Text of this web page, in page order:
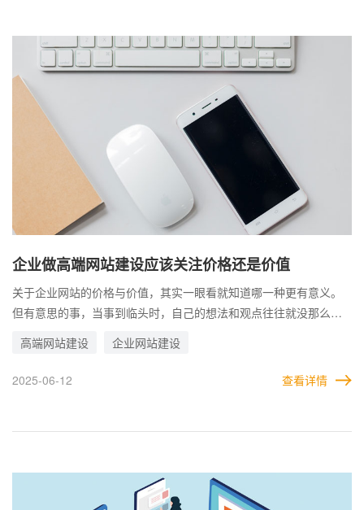
企业做高端网站建设应该关注价格还是价值
关于企业网站的价格与价值，其实一眼看就知道哪一种更有意义。
但有意思的事，当事到临头时，自己的想法和观点往往就没那么客
的。而企业，往往会因为价格陷入艰难的抉择。一方面，高端网站
却是能带来实际的效果，但另一方面，相对较高的开发成本也会让
中羞涩无力承担，最终还是选择了价格更低的产品。
高端网站建设 企业网站建设
2025-06-12 查看详情